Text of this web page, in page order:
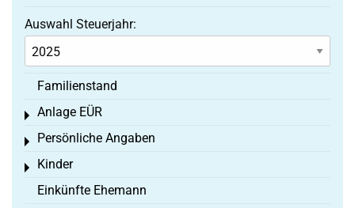
Auswahl Steuerjahr:
Familienstand
Anlage EÜR
Toggle menu
Persönliche Angaben
Toggle menu
Kinder
Toggle menu
Einkünfte Ehemann